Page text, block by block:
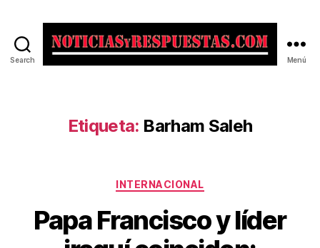
Search Menú
Etiqueta: Barham Saleh
Categorías
INTERNACIONAL
Papa Francisco y líder